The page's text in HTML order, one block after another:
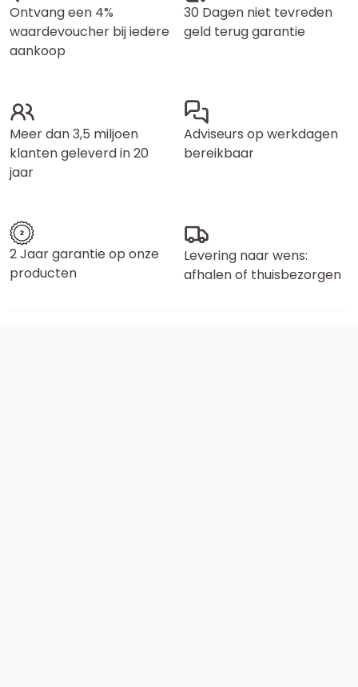
Ontvang een 4%
waardevoucher bij iedere
aankoop
30 Dagen niet tevreden
geld terug garantie
Meer dan 3,5 miljoen
klanten geleverd in 20
jaar
Adviseurs op werkdagen
bereikbaar
2 Jaar garantie op onze
producten
Levering naar wens:
afhalen of thuisbezorgen